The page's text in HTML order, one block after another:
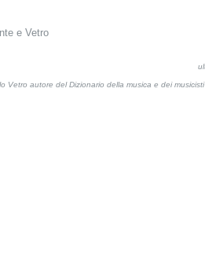
e Vetro
Vetro autore del Dizionario della musica e dei